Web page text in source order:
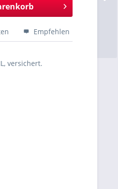
Empfehlen
versichert.